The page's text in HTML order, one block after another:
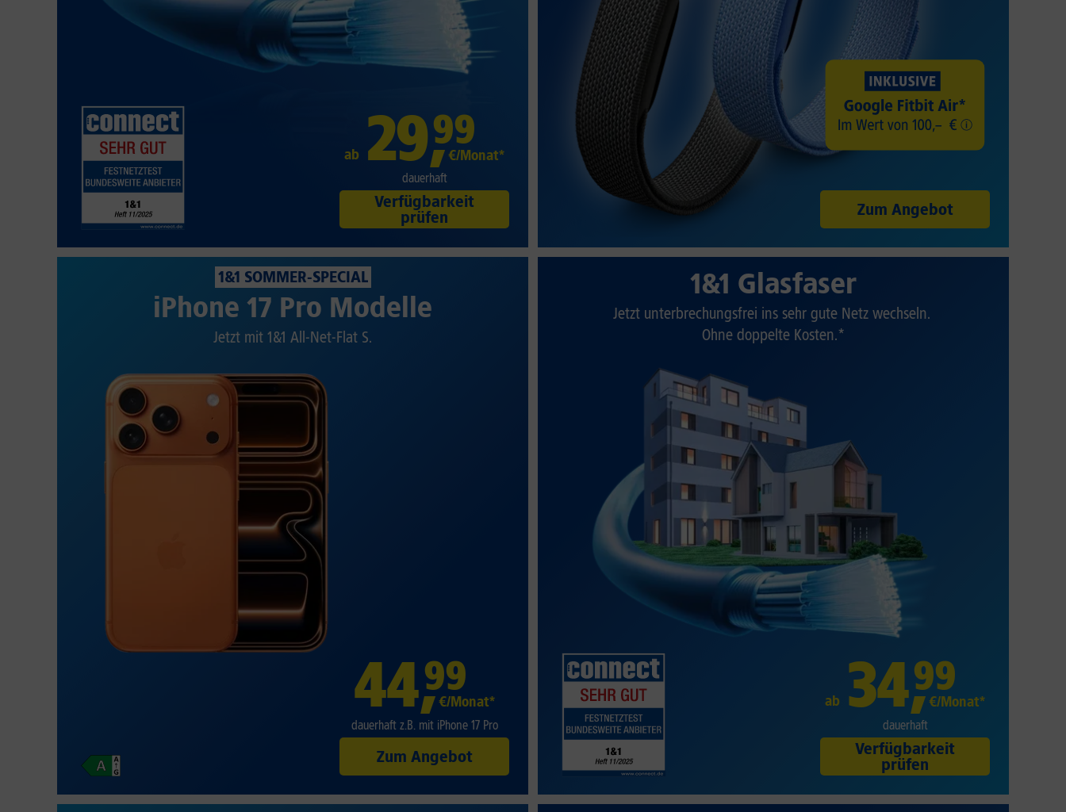
ab 29,99
€/Monat*
dauerhaft
Verfügbarkeit
prüfen
Zum Angebot
1&1 SOMMER-SPECIAL
iPhone 17 Pro Modelle
Jetzt mit 1&1 All-Net-Flat S.
44,99
€/Monat*
dauerhaft z.B. mit iPhone 17 Pro
Zum Angebot
1&1 Glasfaser
Jetzt unterbrechungsfrei ins sehr gute Netz wechseln.
Ohne doppelte Kosten.*
ab 34,99
€/Monat*
dauerhaft
Verfügbarkeit
prüfen